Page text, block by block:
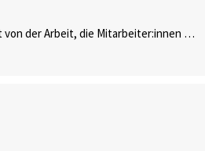
der Arbeit, die Mitarbeiter:innen …